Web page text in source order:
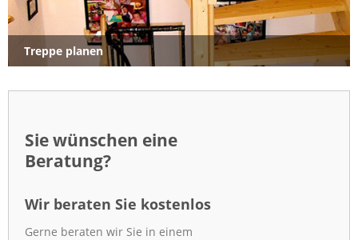
Treppe planen
Sie wünschen eine
Beratung?
Wir beraten Sie kostenlos
Gerne beraten wir Sie in einem